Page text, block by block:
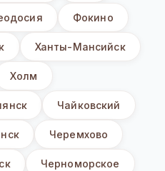
Фокино
Ханты-Мансийск
Холм
Чайковский
Черемхово
Черноморское